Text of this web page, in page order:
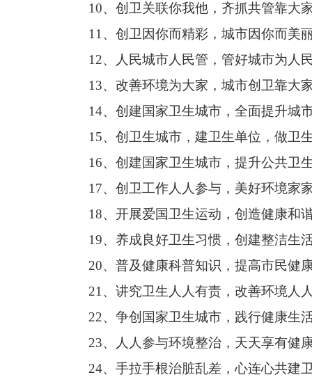
10、创卫关联你我他，齐抓共管靠大
11、创卫因你而精彩，城市因你而美
12、人民城市人民管，管好城市为人
13、改善环境为大家，城市创卫靠大
14、创建国家卫生城市，全面提升城
15、创卫生城市，建卫生单位，做卫
16、创建国家卫生城市，提升公共卫
17、创卫工作人人参与，美好环境家
18、开展爱国卫生运动，创造健康和
19、养成良好卫生习惯，创建整洁生
20、普及健康科普知识，提高市民健
21、讲究卫生人人有责，改善环境人
22、争创国家卫生城市，践行健康生
23、人人参与环境整治，天天享有健
24、手拉手根治脏乱差，心连心共建